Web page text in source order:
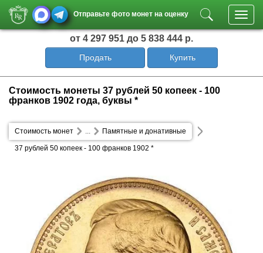
Отправьте фото монет на оценку
от 4 297 951 до 5 838 444 р.
Продать Купить
Стоимость монеты 37 рублей 50 копеек - 100
франков 1902 года, буквы *
Стоимость монет Памятные и донативные
...
37 рублей 50 копеек - 100 франков 1902 *